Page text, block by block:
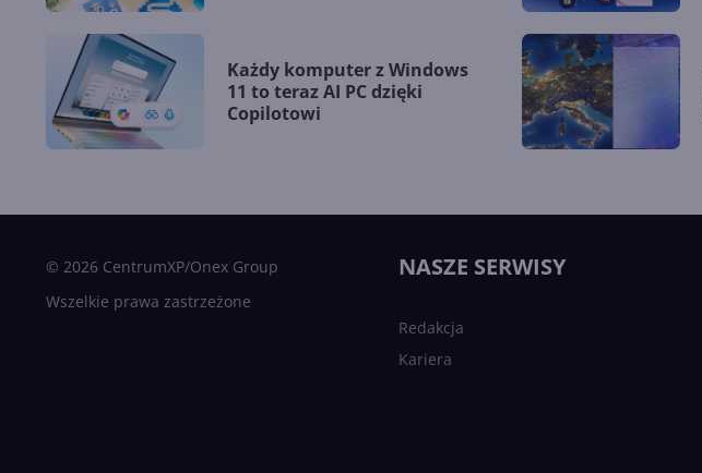
Każdy komputer z Windows
11 to teraz AI PC dzięki
Copilotowi
© 2026 CentrumXP/Onex Group
Wszelkie prawa zastrzeżone
NASZE SERWISY
Redakcja
Kariera